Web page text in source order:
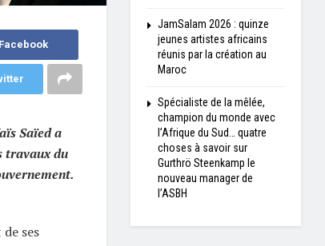
Saïed a
travaux du
ses
JamSalam 2026 : quinze
jeunes artistes africains
réunis par la création au
Maroc
Spécialiste de la mêlée,
champion du monde avec
l’Afrique du Sud… quatre
choses à savoir sur
Gurthrö Steenkamp le
nouveau manager de
l’ASBH